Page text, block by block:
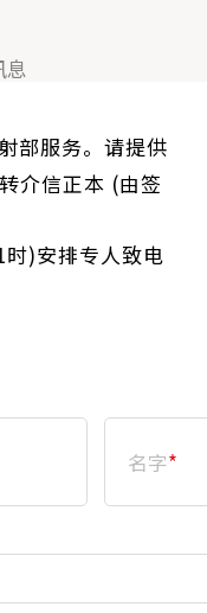
息
部服务。请提供
介信正本 (由签
)安排专人致电
名字*